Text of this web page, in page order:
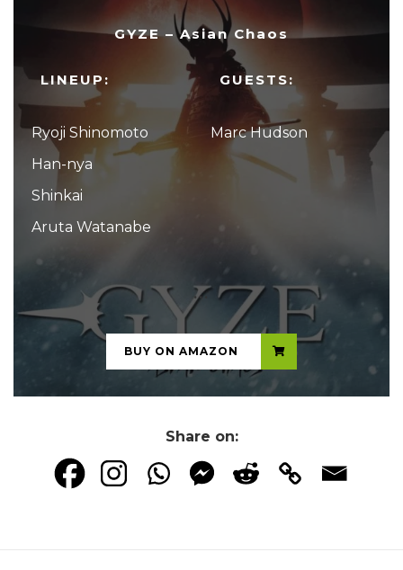
GYZE – Asian Chaos
LINEUP:
Ryoji Shinomoto
Han-nya
Shinkai
Aruta Watanabe
GUESTS:
Marc Hudson
...
BUY ON AMAZON
Share on: